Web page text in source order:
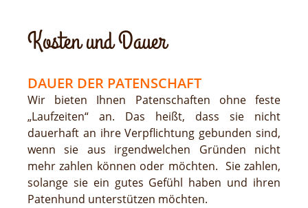
Kosten und Dauer
DAUER DER PATENSCHAFT
Wir bieten Ihnen Patenschaften ohne feste
„Laufzeiten“ an. Das heißt, dass sie nicht
dauerhaft an ihre Verpflichtung gebunden sind,
wenn sie aus irgendwelchen Gründen nicht
mehr zahlen können oder möchten. Sie zahlen,
solange sie ein gutes Gefühl haben und ihren
Patenhund unterstützen möchten.